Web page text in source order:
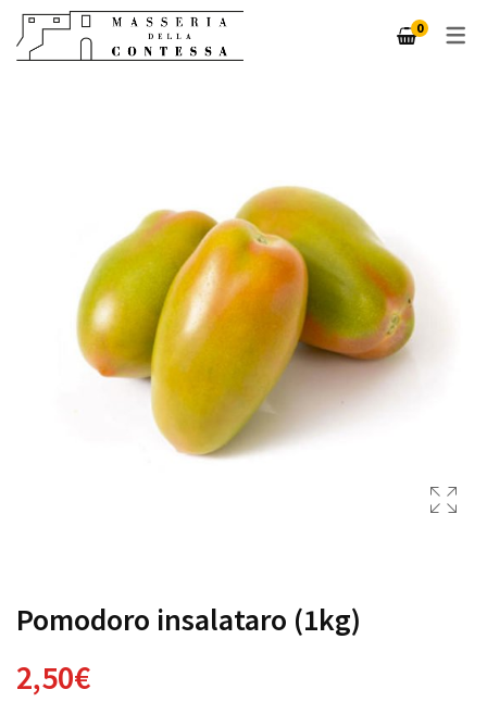
0
Pomodoro insalataro (1kg)
2,50€